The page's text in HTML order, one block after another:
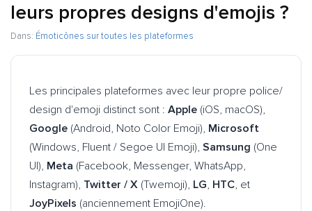
leurs propres designs d'emojis ?
Dans: Émoticônes sur toutes les plateformes
Les principales plateformes avec leur propre police/
design d'emoji distinct sont : Apple (iOS, macOS),
Google (Android, Noto Color Emoji), Microsoft
(Windows, Fluent / Segoe UI Emoji), Samsung (One
UI), Meta (Facebook, Messenger, WhatsApp,
Instagram), Twitter / X (Twemoji), LG, HTC, et
JoyPixels (anciennement EmojiOne).